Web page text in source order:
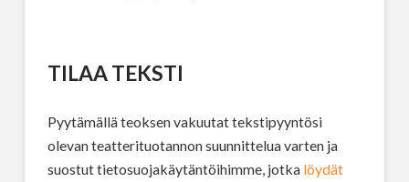
TILAA TEKSTI
Pyytämällä teoksen vakuutat tekstipyyntösi
olevan teatterituotannon suunnittelua varten ja
suostut tietosuojakäytäntöihimme, jotka löydät